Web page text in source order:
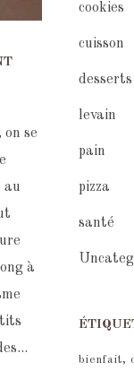
se
au
à
cookies
cuisson
desserts
levain
pain
pizza
santé
bienfait